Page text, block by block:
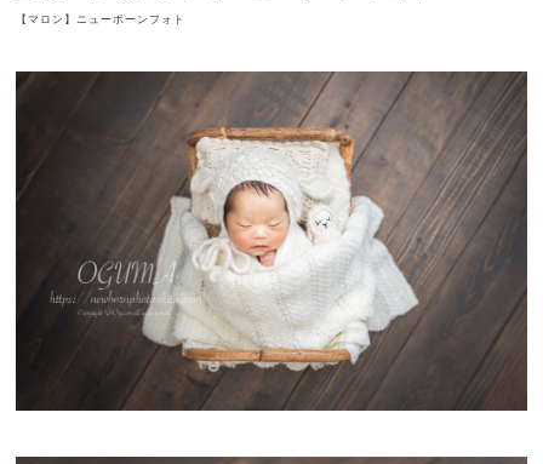
【マロン】ニューボーンフォト